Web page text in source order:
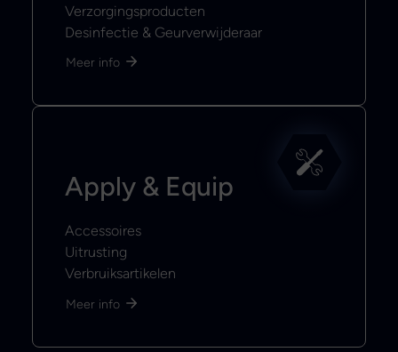
Verzorgingsproducten
Desinfectie & Geurverwijderaar
Meer info
Apply & Equip
Accessoires
Uitrusting
Verbruiksartikelen
Meer info